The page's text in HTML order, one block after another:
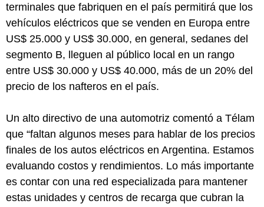
terminales que fabriquen en el país permitirá que los
vehículos eléctricos que se venden en Europa entre
US$ 25.000 y US$ 30.000, en general, sedanes del
segmento B, lleguen al público local en un rango
entre US$ 30.000 y US$ 40.000, más de un 20% del
precio de los nafteros en el país.
Un alto directivo de una automotriz comentó a Télam
que “faltan algunos meses para hablar de los precios
finales de los autos eléctricos en Argentina. Estamos
evaluando costos y rendimientos. Lo más importante
es contar con una red especializada para mantener
estas unidades y centros de recarga que cubran la